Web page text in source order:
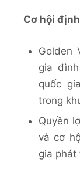
Cơ hội
Golden
gia
quốc
trong
Quyền
và cơ
gia phát